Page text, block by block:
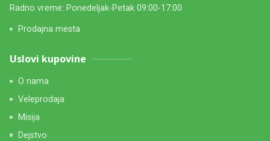
Radno vreme: Ponedeljak-Petak 09:00-17:00
Prodajna mesta
Uslovi kupovine
O nama
Veleprodaja
Misija
Dejstvo